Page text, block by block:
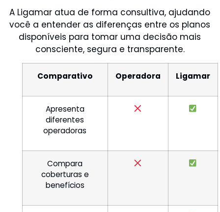
A Ligamar atua de forma consultiva, ajudando
você a entender as diferenças entre os planos
disponíveis para tomar uma decisão mais
consciente, segura e transparente.
Comparativo Operadora Ligamar
Apresenta
diferentes
operadoras
Compara
coberturas e
benefícios